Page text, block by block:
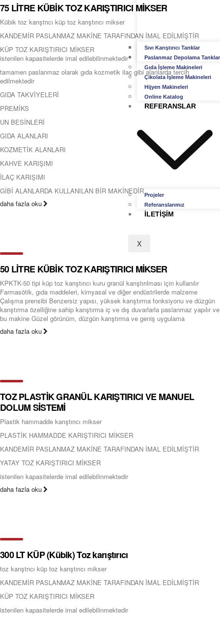
Sıvı Karıştırıcı Tanklar
Paslanmaz Depolama
Gıda İşleme Makineleri
Çikolata İşleme Makineleri
Hijyen Makineleri
Online Katalog
REFERANSLAR
Projeler
Referanslarımız
İLETIŞIM
X
75 LİTRE KÜBİK TOZ KARIŞTIRICI MİKSER
Kübik toz karıştrıcı küp toz karıştırıcı mikser
KANDEMİR PASLANMAZ MAKİNE TARAFINDAN İMAL EDİLMİŞTİR
KÜP TOZ KARIŞTIRICI MİKSER
istenilen kapasitelerde imal edilebilinmektedir
tamamen paslanmaz olarak gıda kozmetik ilaç gibi alanlarda tercih
edilmektedir
GIDA TAKVİYELERİ
PREMİKS
UN BESİNLERİ
GIDA ALANLARI
KOZMETİK ALANLARI
KAHVE KARIŞIMI
İLAÇ KARIŞIMI
GİBİ ALANLARDA KULLANILAN BİR MAKİNEDİR
daha fazla oku
50 LİTRE KÜBİK TOZ KARIŞTIRICI MİKSER
KPKTK-50 tipi küp toz karıştırıcı kuru granül karıştırılması için kullanılır
Farmasötik, gıda maddeleri, kimyasal ve diğer endüstrilerde malzeme
Çalışma prensibi Benzersiz yapısı, yüksek karıştırma fonksiyonu ve düzgün
karıştırma özelliğine sahip karıştırma iç ve dış duvarlarla paslanmaz yapılır ve
bu makine Güzel görünüm, düzgün karıştırma ve geniş uygulama
daha fazla oku
TOZ PLASTİK GRANÜL KARIŞTIRICI VE MANUEL
DOLUM SİSTEMİ
Plastik hammadde karıştırıcı mikser
PLASTİK HAMMADDE KARIŞTIRICI MİKSER
KANDEMİR PASLANMAZ MAKİNE TARAFINDAN İMAL EDİLMİŞTİR
YATAY TOZ KARIŞTIRICI MİKSER
istenilen kapasitelerde imal edilebilinmektedir
daha fazla oku
300 LT KÜP (Kübik) Toz karıştırıcı
toz karıştrıcı küp toz karıştırıcı mikser
KANDEMİR PASLANMAZ MAKİNE TARAFINDAN İMAL EDİLMİŞTİR
KÜP TOZ KARIŞTIRICI MİKSER
istenilen kapasitelerde imal edilebilinmektedir